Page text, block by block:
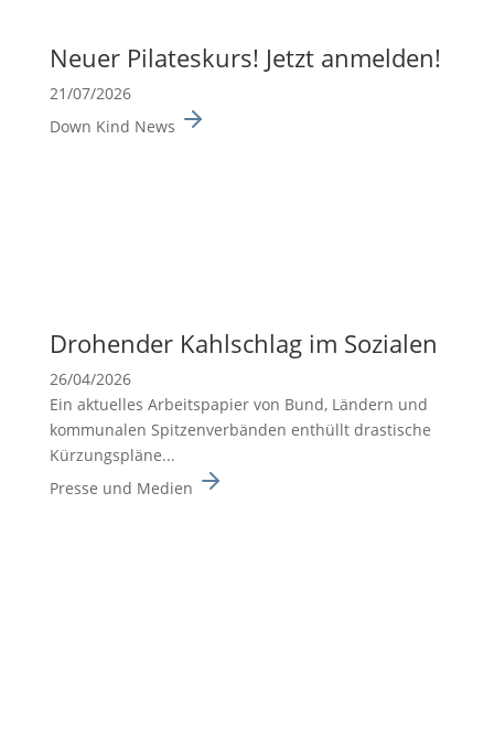
Neuer Pilates­kurs! Jetzt anmelden!
21/07/2026
Down Kind News
Drohender Kahlschlag im Sozialen
26/04/2026
Ein aktuelles Arbeits­pa­pier von Bund, Ländern und
kommu­nalen Spitzen­ver­bänden enthüllt drasti­sche
Kürzungs­pläne...
Presse und Medien